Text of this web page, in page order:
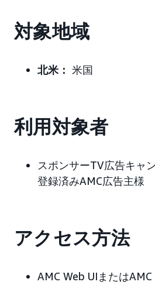
対象地域
北米： 米国
利用対象者
スポンサーTV広告キャ
登録済みAMC広告主様
アクセス方法
AMC Web UIまたは